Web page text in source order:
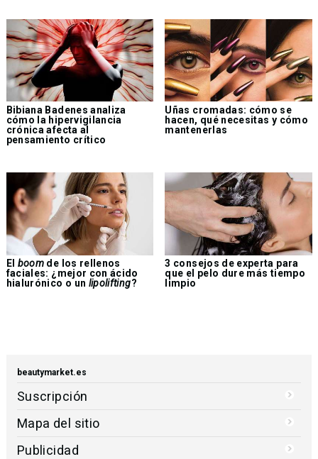
Bibiana Badenes analiza
cómo la hipervigilancia
crónica afecta al
pensamiento crítico
Uñas cromadas: cómo se
hacen, qué necesitas y cómo
mantenerlas
El boom de los rellenos
faciales: ¿mejor con ácido
hialurónico o un lipolifting?
3 consejos de experta para
que el pelo dure más tiempo
limpio
beautymarket.es
Suscripción
Mapa del sitio
Publicidad